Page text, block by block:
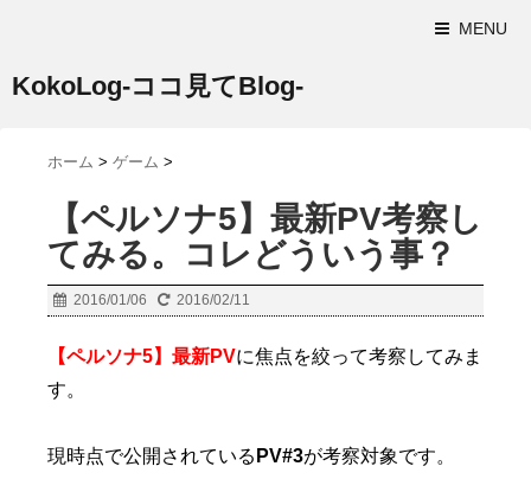
MENU
KokoLog-ココ見てBlog-
ホーム > ゲーム >
【ペルソナ5】最新PV考察し
てみる。コレどういう事？
2016/01/06 2016/02/11
【ペルソナ5】最新PVに焦点を絞って考察してみま
す。
現時点で公開されている PV#3が考察対象です。